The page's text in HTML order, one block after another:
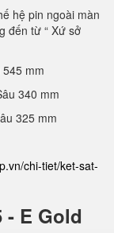
hệ pin ngoài màn
đến từ “ Xứ sở
mm
340 mm
325 mm
chi-tiet/ket-sat-
- E Gold